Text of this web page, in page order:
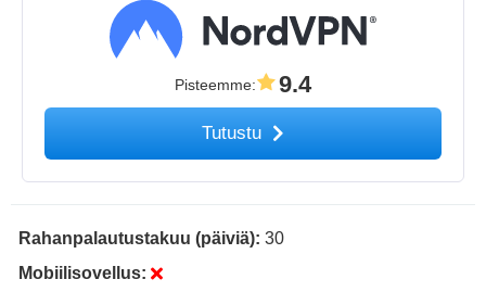
Pisteemme: 9.4
Tutustu
Rahanpalautustakuu (päiviä): 30
Mobiilisovellus: